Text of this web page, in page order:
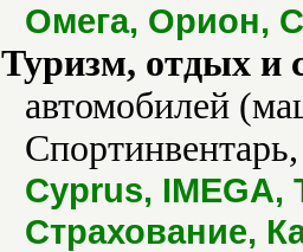
Омега, Орион,
Туризм, отдых и
автомобилей
Cyprus, IMEGA,
Страхование,